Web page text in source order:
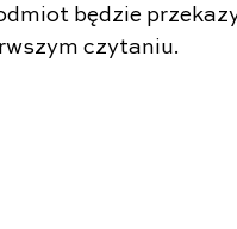
będzie
czytaniu.